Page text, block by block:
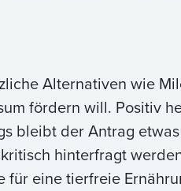
Alternativen wie
fördern will. Positiv
bleibt der Antrag
hinterfragt
für eine tierfreie